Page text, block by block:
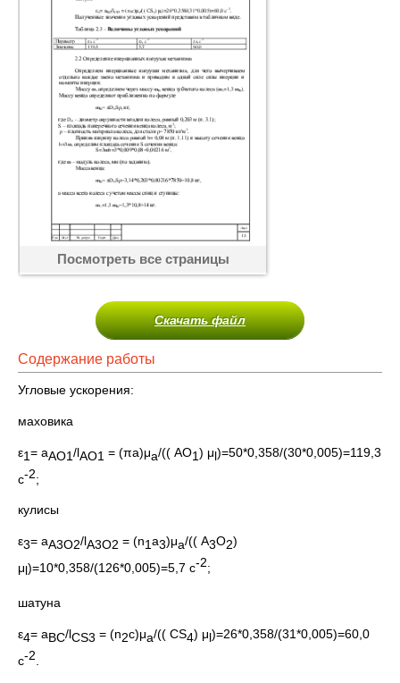
Посмотреть все страницы
Скачать файл
Содержание работы
Угловые ускорения:
маховика
ε1= аАО1/lАО1 = (πa)μa/(( АО1) μl)=50*0,358/(30*0,005)=119,3
c-2;
кулисы
ε3= аА3О2/lА3О2 = (n1a3)μa/(( А3О2)
μ )=10*0,358/(126*0,005)=5,7 c-2;
шатуна
ε4= аВС/lCS3 = (n2c)μa/(( CS4) μl)=26*0,358/(31*0,005)=60,0
c-2